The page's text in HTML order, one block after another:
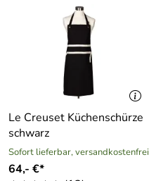
Le Creuset Küchenschürze
schwarz
Sofort lieferbar, versandkostenfrei
64,- €*